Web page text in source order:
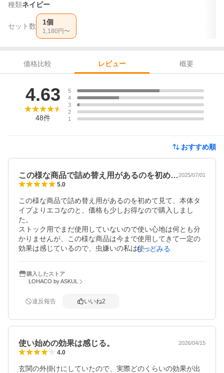
種類ネイビー
セット数 1個
1,180 円〜
価格比較 レビュー
概要
4.63
48件
5
4
3
2
1
おすすめ順
この様な商品で詰め替え用があるのを初め…2025/07/01
5.0
この様な商品で詰め替え用があるのを初めて見て、本体タ
イプよりエコなのと、価格も少しお得なので購入しまし
た。
ストック用でまだ使用していないので使い心地は何とも分
かりませんが、この様な商品は今まで使用してきて一定の
効果は感じているので、虫嫌いの私は使っていると安心し
もっとみる
購入したストア
LOHACO by ASKUL
違反報告 いいね2
使い始めの効果は感じる。 2026/04/15
4.0
玄関の外掛けにしていたので、実際どのくらいの効果が出